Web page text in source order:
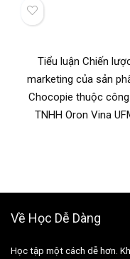
Tiểu luận Chiến
marketing của sản
Chocopie thuộc
TNHH Oron Vina
Về Học Dễ Dàng
Học tập một cách dễ hơn.